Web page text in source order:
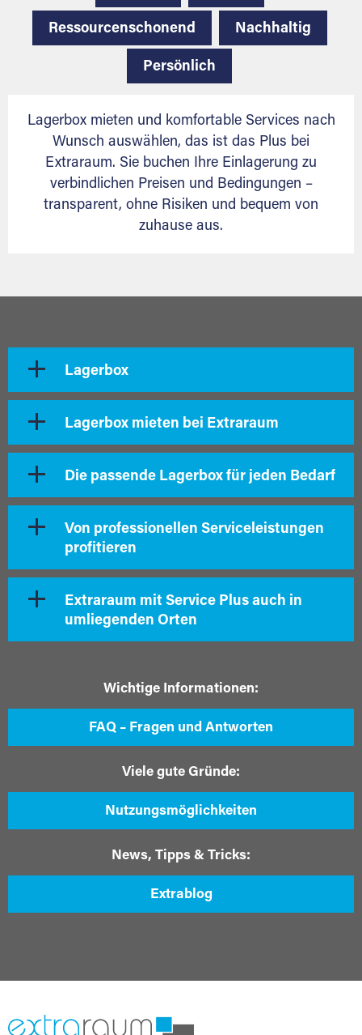
Ressourcenschonend Nachhaltig
Persönlich
Lagerbox mieten und komfortable Services nach
Wunsch auswählen, das ist das Plus bei
Extraraum. Sie buchen Ihre Einlagerung zu
verbindlichen Preisen und Bedingungen –
transparent, ohne Risiken und bequem von
zuhause aus.
Lagerbox
Lagerbox mieten bei Extraraum
Die passende Lagerbox für jeden Bedarf
Von professionellen Serviceleistungen
profitieren
Extraraum mit Service Plus auch in
umliegenden Orten
Wichtige Informationen:
FAQ – Fragen und Antworten
Viele gute Gründe:
Nutzungsmöglichkeiten
News, Tipps & Tricks:
Extrablog